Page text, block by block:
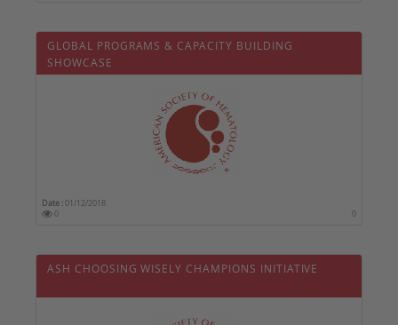
GLOBAL PROGRAMS & CAPACITY BUILDING
SHOWCASE
Date :01/12/2018
0
0
ASH CHOOSING WISELY CHAMPIONS INITIATIVE